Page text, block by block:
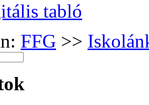
tabló
FFG >>